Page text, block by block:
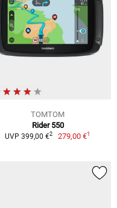
TOMTOM
Rider 550
UVP 399,00 €2 279,00 €1